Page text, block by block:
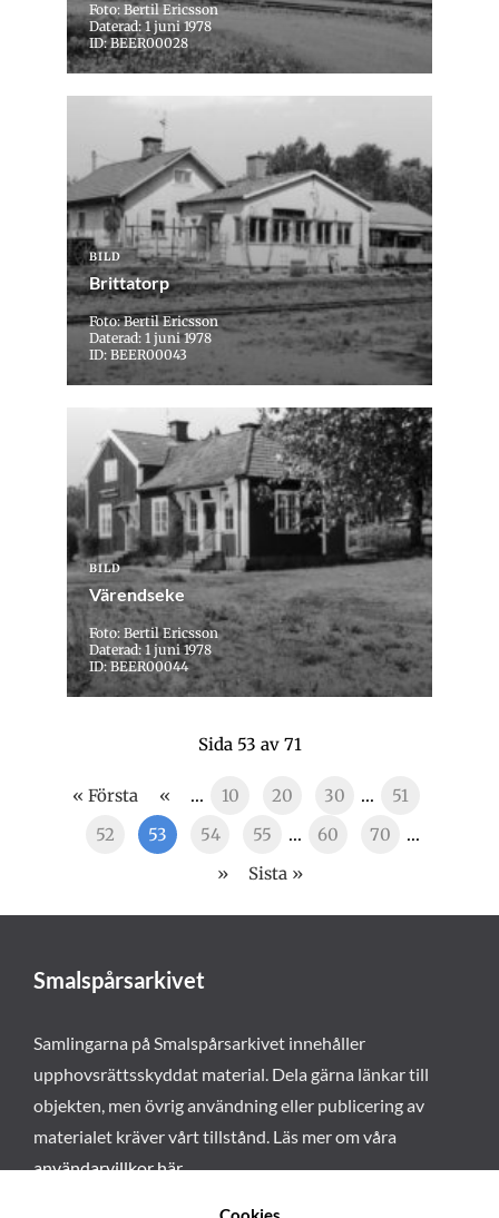
Foto: Bertil Ericsson
Daterad: 1 juni 1978
ID: BEER00028
BILD
Brittatorp
Foto: Bertil Ericsson
Daterad: 1 juni 1978
ID: BEER00043
BILD
Värendseke
Foto: Bertil Ericsson
Daterad: 1 juni 1978
ID: BEER00044
Sida 53 av 71
« Första « ... 10 20 30 ...
51
52
53 54 55 ... 60 70
...
»
Sista »
Smalspårsarkivet
Samlingarna på Smalspårsarkivet innehåller
upphovsrättsskyddat material. Dela gärna länkar till
objekten, men övrig användning eller publicering av
materialet kräver vårt tillstånd. Läs mer om våra
användarvillkor här.